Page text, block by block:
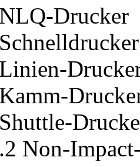
NLQ-Drucker
Schnelldrucker
Linien-
Kamm-
Shuttle-
Non-